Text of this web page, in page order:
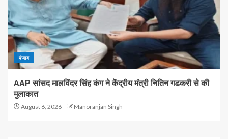
पंजाब
AAP सांसद मालविंदर सिंह कंग ने केंद्रीय मंत्री नितिन गडकरी से की
मुलाकात
August 6, 2026 Manoranjan Singh